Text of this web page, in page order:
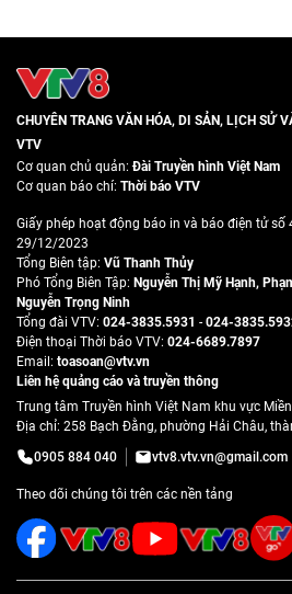
CHUYÊN TRANG VĂN HÓA, DI SẢN, LỊCH SỬ
VTV
Cơ quan chủ quản:Đài Truyền hình Việt Nam
Cơ quan báo chí: Thời báo VTV
Giấy phép hoạt động báo in và báo điện tử số
29/12/2023
Tổng Biên tập: Vũ Thanh Thủy
Phó Tổng Biên Tập: Nguyễn Thị Mỹ Hạnh,
Nguyễn Trọng Ninh
Tổng đài VTV: 024-3835.5931 - 024-
Ðiện thoại Thời báo VTV: 024-6689.7897
Email: toasoan@vtv.vn
Liên hệ quảng cáo và truyền thông
Trung tâm Truyền hình Việt Nam khu vực
Địa chỉ: 258 Bạch Đằng, phường Hải Châu,
0905 884 040
vtv8.vtv.vn@gmail.com
Theo dõi chúng tôi trên các nền tảng